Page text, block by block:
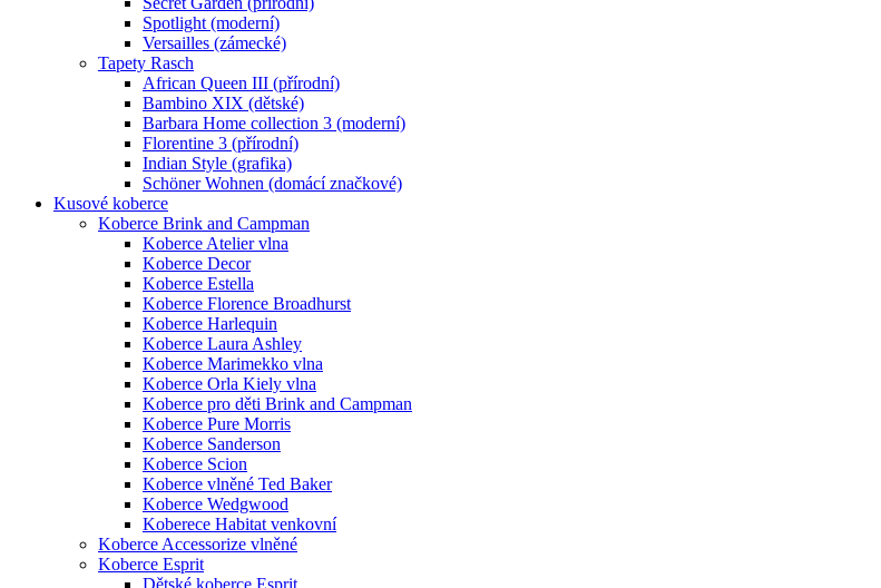
Spotlight (moderní)
Versailles (zámecké)
Tapety Rasch
African Queen III (přírodní)
Bambino XIX (dětské)
Barbara Home collection 3 (moderní)
Florentine 3 (přírodní)
Indian Style (grafika)
Schöner Wohnen (domácí značkové)
Kusové koberce
Koberce Brink and Campman
Koberce Atelier vlna
Koberce Decor
Koberce Estella
Koberce Florence Broadhurst
Koberce Harlequin
Koberce Laura Ashley
Koberce Marimekko vlna
Koberce Orla Kiely vlna
Koberce pro děti Brink and Campman
Koberce Pure Morris
Koberce Sanderson
Koberce Scion
Koberce vlněné Ted Baker
Koberce Wedgwood
Koberece Habitat venkovní
Koberce Accessorize vlněné
Koberce Esprit
Dětské koberce Esprit